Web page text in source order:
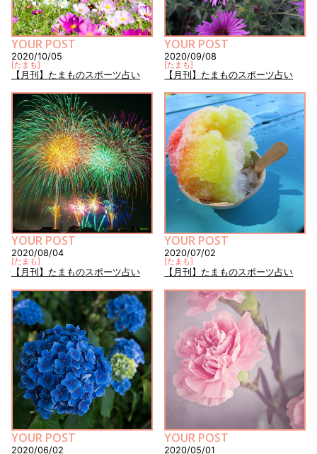
YOUR POST
2020/10/05
[たまも]
【月刊】たまものスポーツ占い
YOUR POST
2020/09/08
[たまも]
【月刊】たまものスポーツ占い
YOUR POST
2020/08/04
[たまも]
【月刊】たまものスポーツ占い
YOUR POST
2020/07/02
[たまも]
【月刊】たまものスポーツ占い
YOUR POST
2020/06/02
YOUR POST
2020/05/01